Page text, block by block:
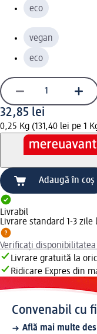
eco
vegan
eco
32,85 lei
0,25 Kg (131,40 lei pe 1
Adaugă în coș
Livrabil
Livrare standard 1-3 zile
Verificați
Livrare gratuită la
Ridicare Expres din
Convenabil cu
Află mai multe